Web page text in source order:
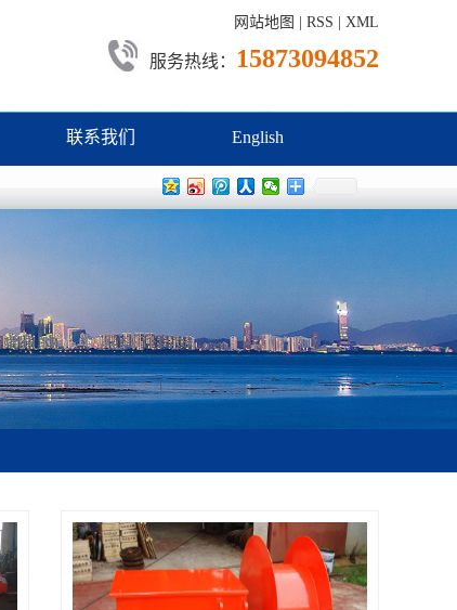
网站地图 RSS XML
服务热线： 15873094852
联系我们 English